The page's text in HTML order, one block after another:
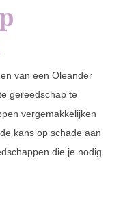
van een Oleander
gereedschap te
vergemakkelijken
kans op schade aan
die je nodig